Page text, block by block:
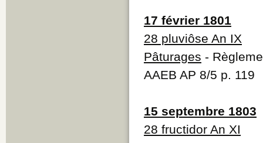
17 février 1801
28 pluviôse An IX
Pâturages -
AAEB AP 8/5 p. 119
15 septembre 1803
28 fructidor An XI